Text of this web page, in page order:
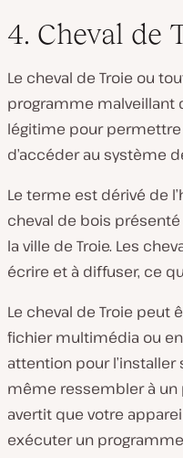
4. Cheval de
Le cheval de Troie ou
programme malveillant
légitime pour
d’accéder au système
Le terme est dérivé de
cheval de bois
la ville de Troie. Les
écrire et à diffuser, ce
Le cheval de Troie peut
fichier multimédia ou
attention pour
même ressembler à un
avertit que votre
exécuter un